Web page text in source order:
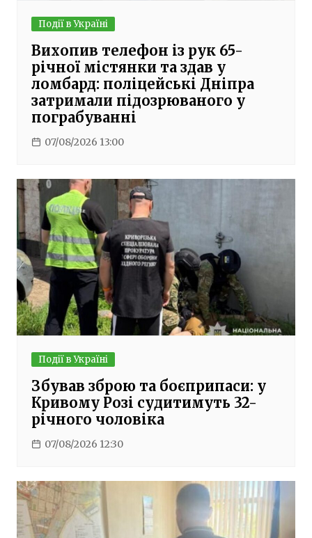
Події в Україні
Вихопив телефон із рук 65-
річної містянки та здав у
ломбард: поліцейські Дніпра
затримали підозрюваного у
пограбуванні
07/08/2026 13:00
Події в Україні
Збував зброю та боєприпаси: у
Кривому Розі судитимуть 32-
річного чоловіка
07/08/2026 12:30